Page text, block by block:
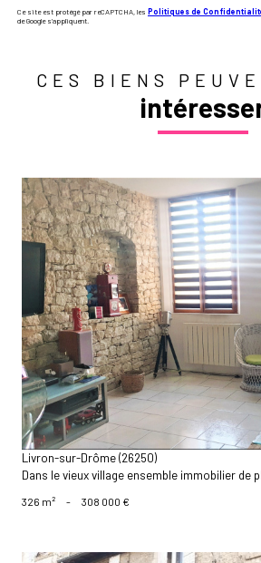
Ce site est protégé par reCAPTCHA, les Politiques de
de Google s'appliquent.
CES BIENS
voir le bien
Livron-sur-Drôme (26250)
Dans le vieux village ensemble immobilier de
326 m² - 308 000 €